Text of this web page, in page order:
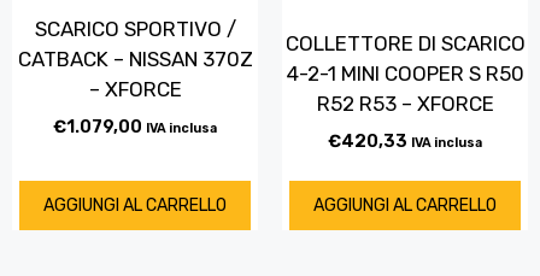
SCARICO SPORTIVO /
CATBACK – NISSAN 370Z
– XFORCE
€1.079,00 IVA inclusa
AGGIUNGI AL CARRELLO
COLLETTORE DI SCARICO
4-2-1 MINI COOPER S R50
R52 R53 – XFORCE
€420,33 IVA inclusa
AGGIUNGI AL CARRELLO